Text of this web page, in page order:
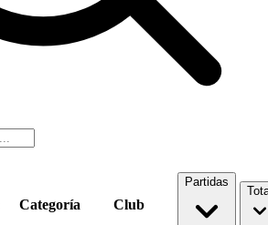
Categoría Club
Partidas